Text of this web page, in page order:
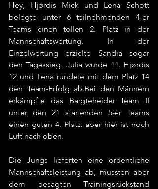
Hey, Hjørdis Mick und Lena Schott
belegte unter 6 teilnehmenden 4-er
Teams einen tollen 2. Platz in der
Mannschaftswertung. In der
Einzelwertung erzielte Sandra sogar
den Tagessieg. Julia wurde 11. Hjørdis
12 und Lena rundete mit dem Platz 14
den Team-Erfolg ab.Bei den Männern
erkämpfte das Bargteheider Team II
unter den 21 startenden 5-er Teams
einen guten 4. Platz, aber hier ist noch
Luft nach oben.
Die Jungs lieferten eine ordentliche
Mannschaftsleistung ab, mussten aber
dem besagten Trainingsrückstand